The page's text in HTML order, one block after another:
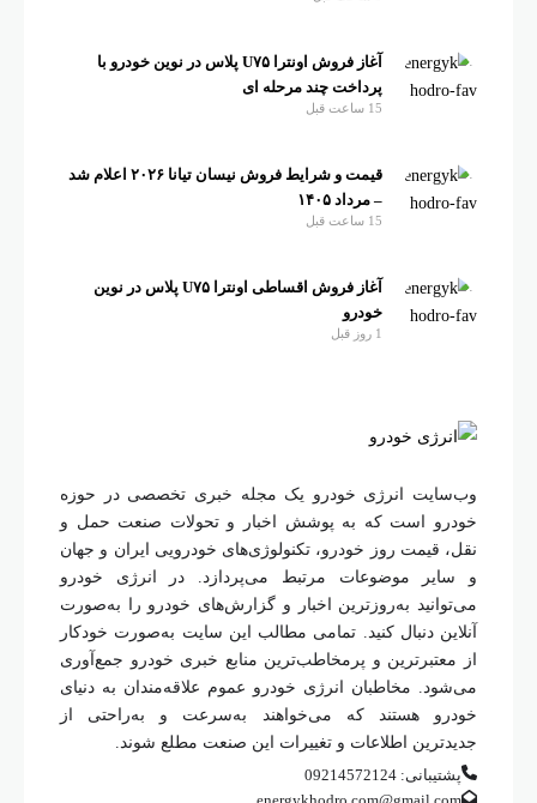
وب‌سایت انرژی خودرو یک مجله خبری تخصصی در حوزه
خودرو است که به پوشش اخبار و تحولات صنعت حمل و
نقل، قیمت روز خودرو، تکنولوژی‌های خودرویی ایران و جهان
و سایر موضوعات مرتبط می‌پردازد. در انرژی خودرو
می‌توانید به‌روزترین اخبار و گزارش‌های خودرو را به‌صورت
آنلاین دنبال کنید. تمامی مطالب این سایت به‌صورت خودکار
از معتبرترین و پرمخاطب‌ترین منابع خبری خودرو جمع‌آوری
می‌شود. مخاطبان انرژی خودرو عموم علاقه‌مندان به دنیای
خودرو هستند که می‌خواهند به‌سرعت و به‌راحتی از
جدیدترین اطلاعات و تغییرات این صنعت مطلع شوند.
پشتیبانی: 09214572124
energykhodro.com@gmail.com
آغاز فروش اونترا U۷۵ پلاس در نوین خودرو با
پرداخت چند مرحله ای
قیمت و شرایط فروش نیسان تیانا ۲۰۲۶ اعلام شد
– مرداد ۱۴۰۵
آغاز فروش اقساطی اونترا U۷۵ پلاس در نوین
خودرو